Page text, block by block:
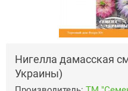
Нигелла дамасская
Украины)